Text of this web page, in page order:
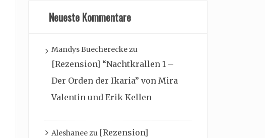
Neueste Kommentare
Mandys Buechereckezu
[Rezension] “Nachtkrallen 1 –
Der Orden der Ikaria” von Mira
Valentin und Erik Kellen
Aleshaneezu [Rezension]